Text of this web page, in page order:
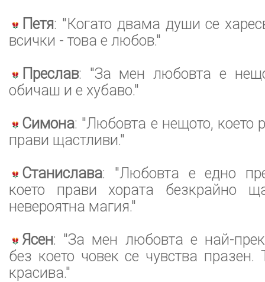
Петя: "Когато двама души се
всички - това е любов."
Преслав: "За мен любовта е
обичаш и е хубаво."
Симона: "Любовта е нещото, което
прави щастливи."
Станислава: "Любовта е едно
което прави хората безкрайно
невероятна магия."
Ясен: "За мен любовта е най-
без което човек се чувства
красива."